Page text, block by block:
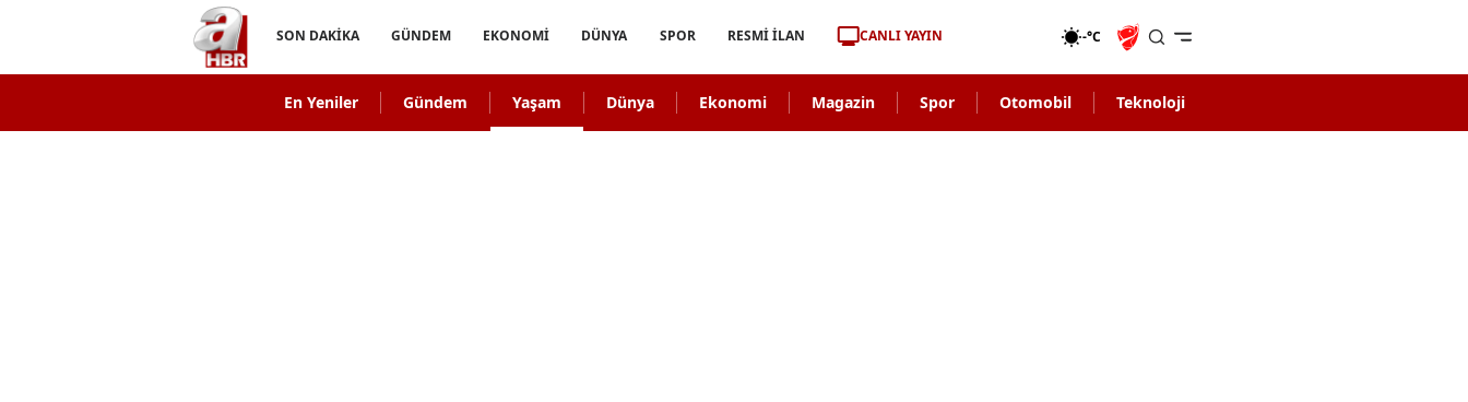
SON DAKİKA GÜNDEM EKONOMİ DÜNYA SPOR RESMİ İLAN CANLI YAYIN -°C
En Yeniler Gündem Yaşam Dünya Ekonomi Magazin Spor Otomobil Teknoloji